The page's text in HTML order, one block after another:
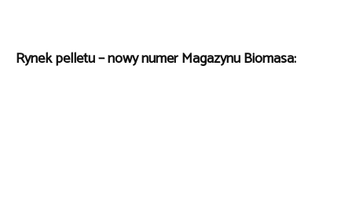
Rynek pelletu – nowy numer Magazynu Biomasa: